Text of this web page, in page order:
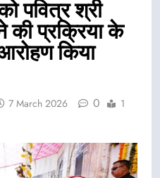
पवित्र श्री
की प्रक्रिया के
किया
7 March 2026 0
1